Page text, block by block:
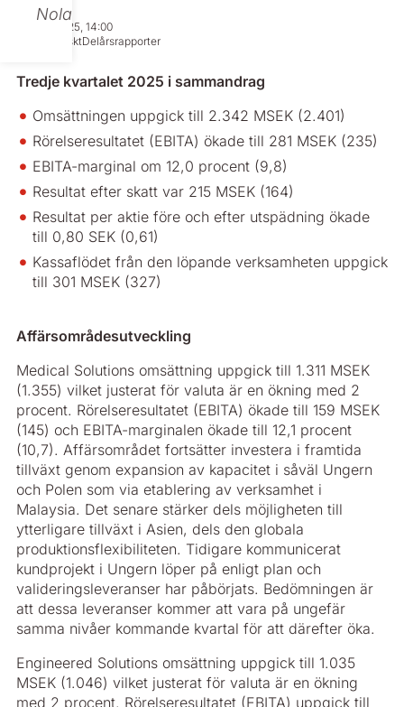
Nolato.
Oct 28, 2025, 14:00
RegulatorisktDelårsrapporter
Tredje kvartalet 2025 i sammandrag
Omsättningen uppgick till 2.342 MSEK (2.401)
Rörelseresultatet (EBITA) ökade till 281 MSEK (235)
EBITA-marginal om 12,0 procent (9,8)
Resultat efter skatt var 215 MSEK (164)
Resultat per aktie före och efter utspädning ökade
till 0,80 SEK (0,61)
Kassaflödet från den löpande verksamheten uppgick
till 301 MSEK (327)
Affärsområdesutveckling
Medical Solutions omsättning uppgick till 1.311 MSEK
(1.355) vilket justerat för valuta är en ökning med 2
procent. Rörelseresultatet (EBITA) ökade till 159 MSEK
(145) och EBITA-marginalen ökade till 12,1 procent
(10,7). Affärsområdet fortsätter investera i framtida
tillväxt genom expansion av kapacitet i såväl Ungern
och Polen som via etablering av verksamhet i
Malaysia. Det senare stärker dels möjligheten till
ytterligare tillväxt i Asien, dels den globala
produktionsflexibiliteten. Tidigare kommunicerat
kundprojekt i Ungern löper på enligt plan och
valideringsleveranser har påbörjats. Bedömningen är
att dessa leveranser kommer att vara på ungefär
samma nivåer kommande kvartal för att därefter öka.
Engineered Solutions omsättning uppgick till 1.035
MSEK (1.046) vilket justerat för valuta är en ökning
med 2 procent. Rörelseresultatet (EBITA) uppgick till